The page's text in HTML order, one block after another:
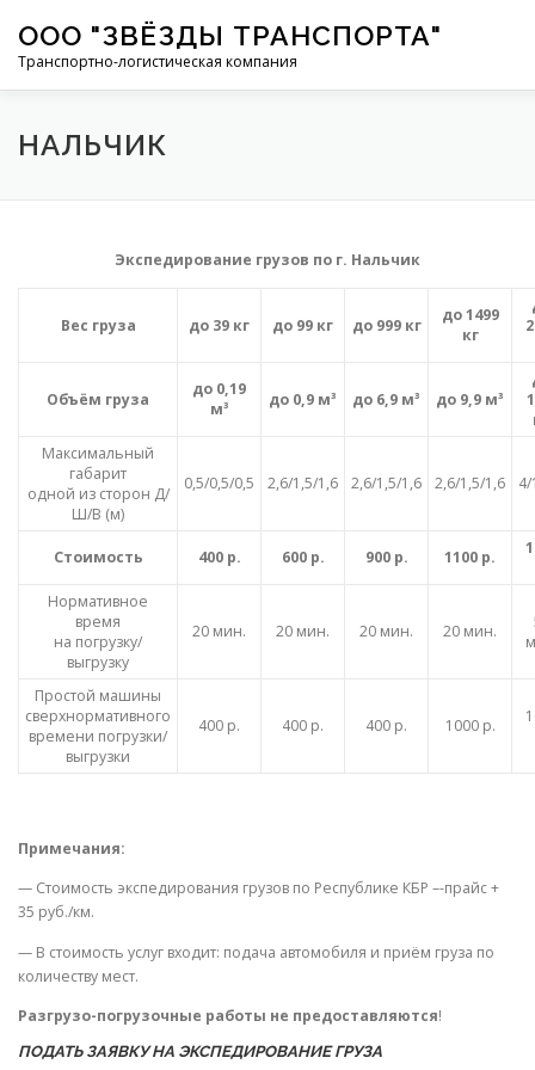
содержимому
ООО "ЗВЁЗДЫ ТРАНСПОРТА"
Транспортно-логистическая компания
О КОМПАНИИ
НАЛЬЧИК
Экспедирование грузов по г. Нальчик
Вес груза до 39 кг до 99 кг до 999 кг
до 1499
кг
Объём груза
до 0,19
м³
до 0,9 м³ до 6,9 м³ до 9,9 м³
Максимальный
габарит
одной из сторон Д/
Ш/В (м)
0,5/0,5/0,5 2,6/1,5/1,6 2,6/1,5/1,6 2,6/1,5/1,6
Стоимость 400 р. 600 р. 900 р. 1100 р.
Нормативное
время
на погрузку/
выгрузку
20 мин. 20 мин. 20 мин. 20 мин.
Простой машины
сверхнормативного
времени погрузки/
выгрузки
400 р. 400 р. 400 р. 1000 р.
Примечания:
— Стоимость экспедирования грузов по Республике КБР –-прайс +
35 руб./км.
— В стоимость услуг входит: подача автомобиля и приём груза по
количеству мест.
Разгрузо-погрузочные работы не предоставляются!
ПОДАТЬ ЗАЯВКУ НА ЭКСПЕДИРОВАНИЕ ГРУЗА